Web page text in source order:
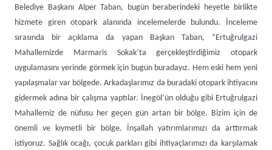
Belediye Başkanı Alper Taban, bugün beraberindeki heyetle birlikte
hizmete giren otopark alanında incelemelerde bulundu. İnceleme
sırasında bir açıklama da yapan Başkan Taban, “Ertuğrulgazi
Mahallemizde Marmaris Sokak’ta gerçekleştirdiğimiz otopark
uygulamasını yerinde görmek için bugün buradayız. Hem eski hem yeni
yapılaşmalar var bölgede. Arkadaşlarımız da buradaki otopark ihtiyacını
gidermek adına bir çalışma yaptılar. İnegöl’ün olduğu gibi Ertuğrulgazi
Mahallemiz de nüfusu her geçen gün artan bir bölge. Bizim için de
önemli ve kıymetli bir bölge. İnşallah yatırımlarımızı da arttırmak
istiyoruz. Sağlık ocağı, çocuk parkları gibi ihtiyaçlarımızı da karşılamak